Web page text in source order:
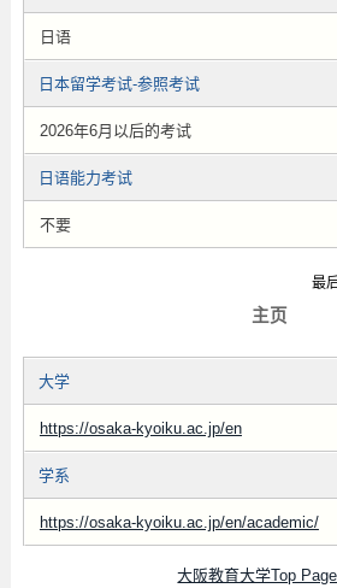
日语
日本留学考试-参照考试
2026年6月以后的考试
日语能力考试
不要
最
主页
大学
https://osaka-kyoiku.ac.jp/en
学系
https://osaka-kyoiku.ac.jp/en/academic/
大阪教育大学Top